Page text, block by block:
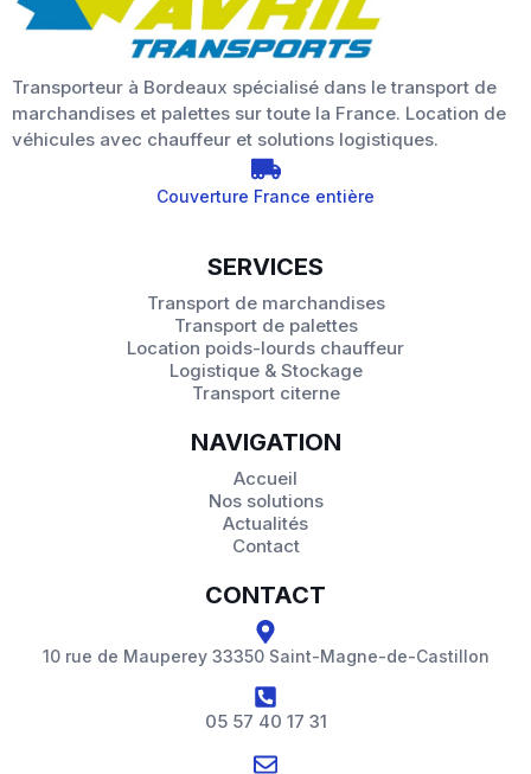
Transporteur à Bordeaux spécialisé dans le transport de
marchandises et palettes sur toute la France. Location de
véhicules avec chauffeur et solutions logistiques.
Couverture France entière
SERVICES
Transport de marchandises
Transport de palettes
Location poids-lourds chauffeur
Logistique & Stockage
Transport citerne
NAVIGATION
Accueil
Nos solutions
Actualités
Contact
CONTACT
10 rue de Mauperey 33350 Saint-Magne-de-Castillon
05 57 40 17 31